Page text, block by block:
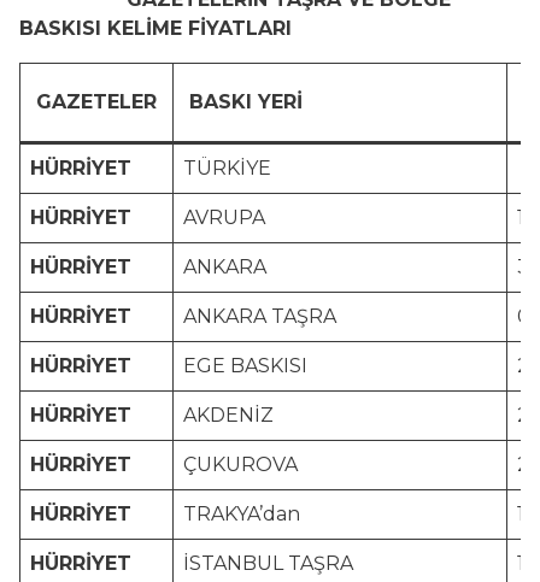
BASKISI KELİME FİYATLARI
GAZETELER BASKI YERİ
HÜRRİYET TÜRKİYE
HÜRRİYET AVRUPA 1
HÜRRİYET ANKARA
HÜRRİYET ANKARA TAŞRA
HÜRRİYET EGE BASKISI
HÜRRİYET AKDENİZ
HÜRRİYET ÇUKUROVA
HÜRRİYET TRAKYA’dan
HÜRRİYET İSTANBUL TAŞRA